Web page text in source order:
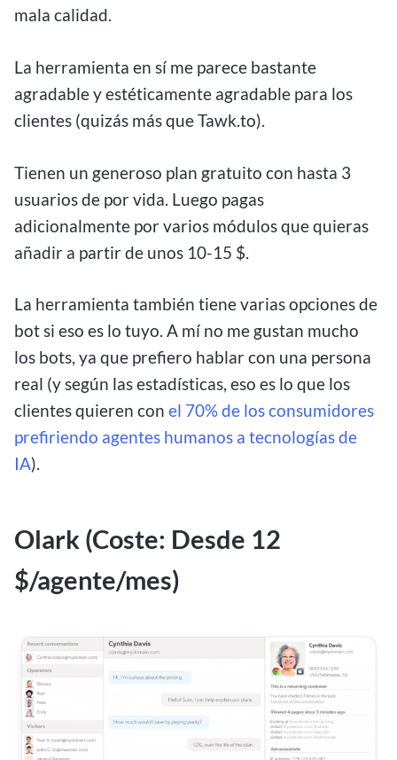
mala calidad.
La herramienta en sí me parece bastante
agradable y estéticamente agradable para los
clientes (quizás más que Tawk.to).
Tienen un generoso plan gratuito con hasta 3
usuarios de por vida. Luego pagas
adicionalmente por varios módulos que quieras
añadir a partir de unos 10-15 $.
La herramienta también tiene varias opciones de
bot si eso es lo tuyo. A mí no me gustan mucho
los bots, ya que prefiero hablar con una persona
real (y según las estadísticas, eso es lo que los
clientes quieren con el 70% de los consumidores
prefiriendo agentes humanos a tecnologías de
IA).
Olark (Coste: Desde 12
$/agente/mes)